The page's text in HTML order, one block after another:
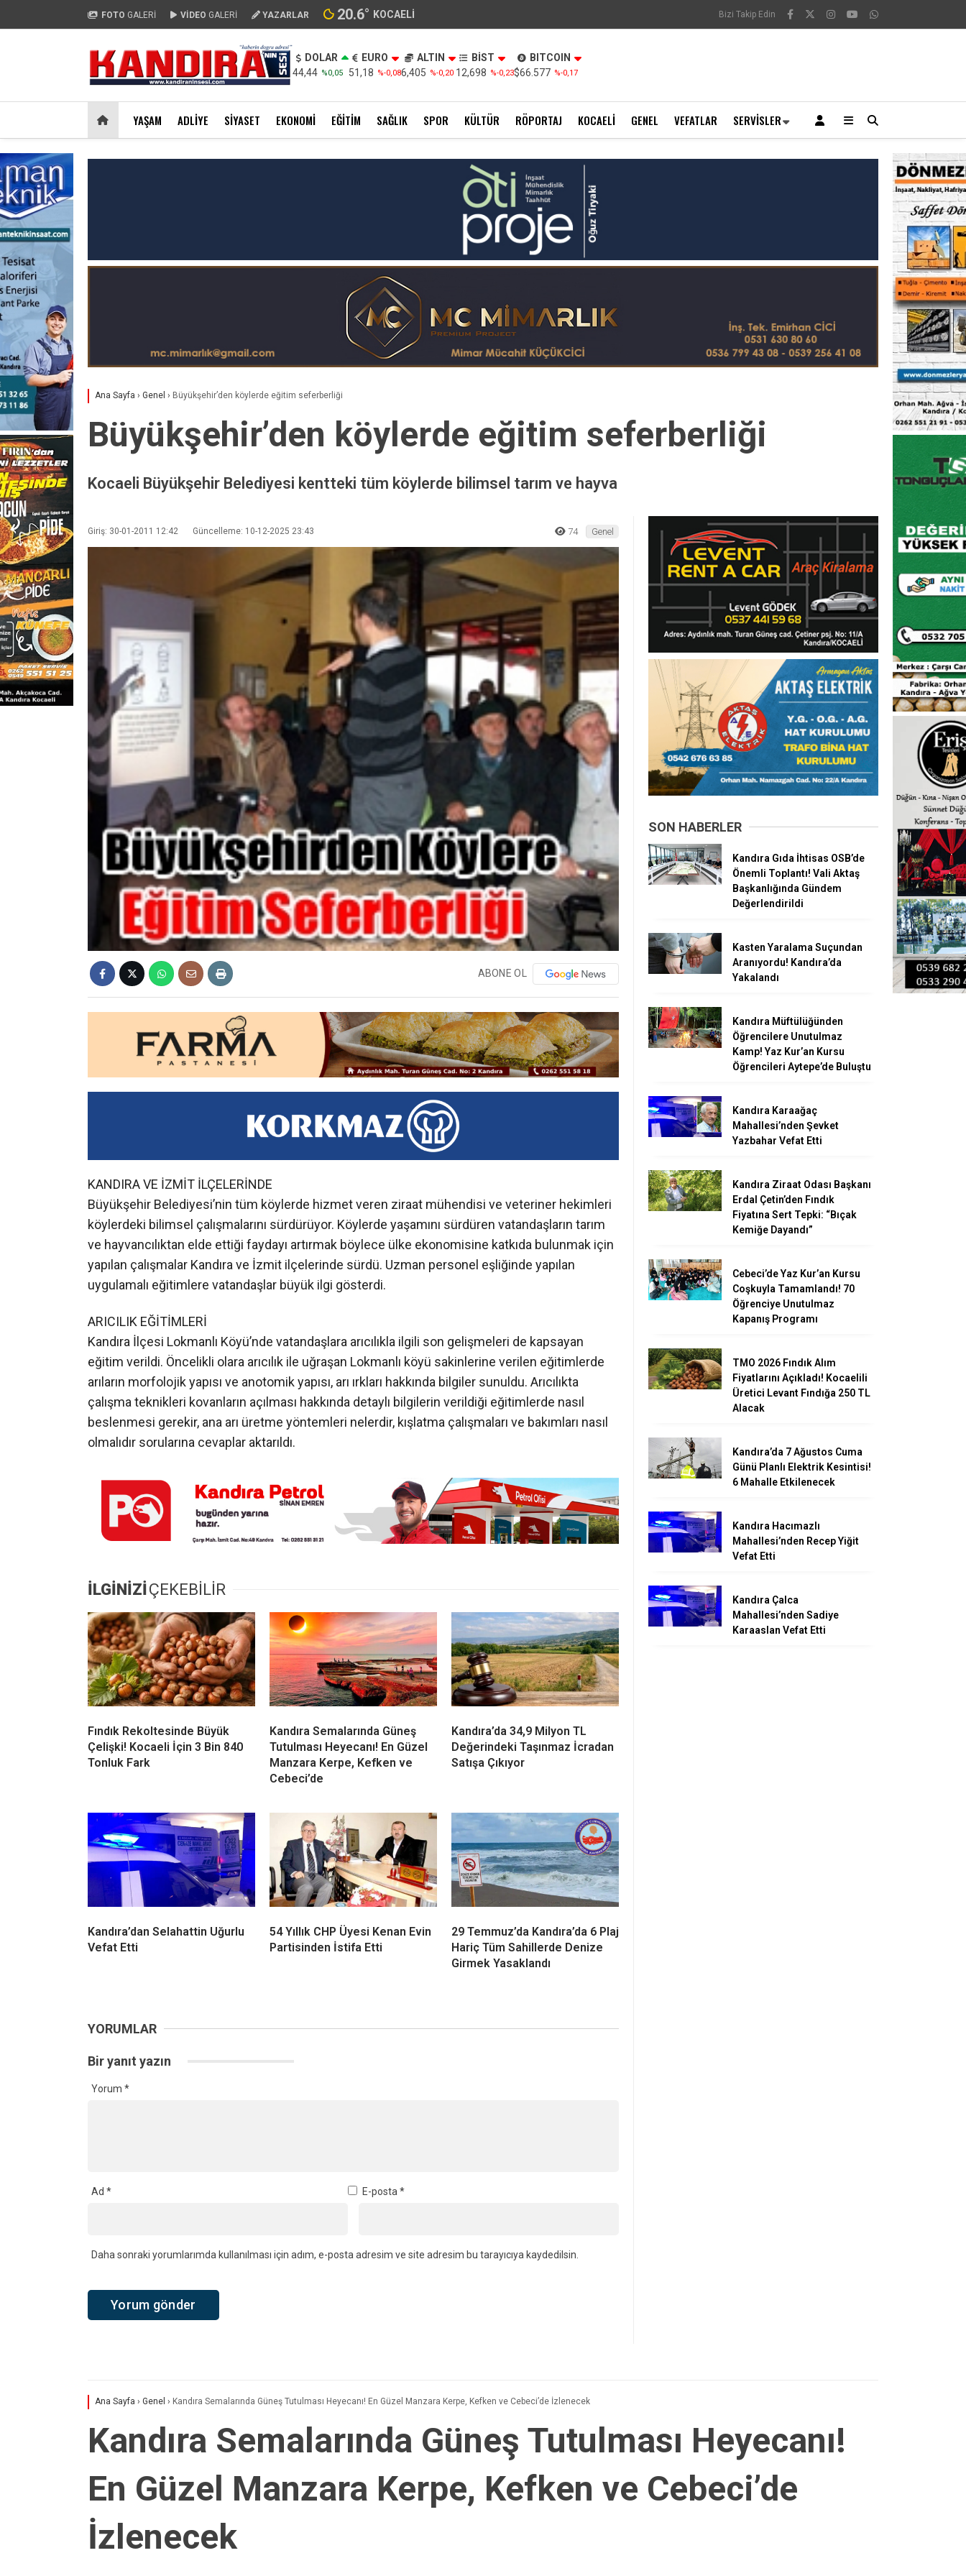
FOTO GALERİ VİDEO GALERİ YAZARLAR 20.6° KOCAELI Bizi Takip Edin
DOLAR
44,44 %0,05
EURO
51,18 %-0,08
ALTIN
6,405 %-0,20
BİST
12,698 %-0,23
BITCOIN
$66.577 %-0,17
YAŞAM ADLIYE SIYASET EKONOMI EĞITIM SAĞLIK SPOR KÜLTÜR RÖPORTAJ KOCAELI GENEL VEFATLAR SERVISLER
Ana Sayfa › Genel › Büyükşehir’den köylerde eğitim seferberliği
Büyükşehir’den köylerde eğitim seferberliği
Kocaeli Büyükşehir Belediyesi kentteki tüm köylerde bilimsel tarım ve hayva
Giriş: 30-01-2011 12:42 Güncelleme: 10-12-2025 23:43 74 Genel
ABONE OL
KANDIRA VE İZMİT İLÇELERİNDE
Büyükşehir Belediyesi’nin tüm köylerde hizmet veren ziraat mühendisi ve veteriner hekimleri
köylerdeki bilimsel çalışmalarını sürdürüyor. Köylerde yaşamını sürdüren vatandaşların tarım
ve hayvancılıktan elde ettiği faydayı artırmak böylece ülke ekonomisine katkıda bulunmak için
yapılan çalışmalar Kandıra ve İzmit ilçelerinde sürdü. Uzman personel eşliğinde yapılan
uygulamalı eğitimlere vatandaşlar büyük ilgi gösterdi.
ARICILIK EĞİTİMLERİ
Kandıra İlçesi Lokmanlı Köyü’nde vatandaşlara arıcılıkla ilgili son gelişmeleri de kapsayan
eğitim verildi. Öncelikli olara arıcılık ile uğraşan Lokmanlı köyü sakinlerine verilen eğitimlerde
arıların morfolojik yapısı ve anotomik yapısı, arı ırkları hakkında bilgiler sunuldu. Arıcılıkta
çalışma teknikleri kovanların açılması hakkında detaylı bilgilerin verildiği eğitimlerde nasıl
beslenmesi gerekir, ana arı üretme yöntemleri nelerdir, kışlatma çalışmaları ve bakımları nasıl
olmalıdır sorularına cevaplar aktarıldı.
İLGİNİZİ ÇEKEBİLİR
Fındık Rekoltesinde Büyük
Çelişki! Kocaeli İçin 3 Bin 840
Tonluk Fark
Kandıra Semalarında Güneş
Tutulması Heyecanı! En Güzel
Manzara Kerpe, Kefken ve
Cebeci’de
Kandıra’da 34,9 Milyon TL
Değerindeki Taşınmaz İcradan
Satışa Çıkıyor
Kandıra’dan Selahattin Uğurlu
Vefat Etti
54 Yıllık CHP Üyesi Kenan Evin
Partisinden İstifa Etti
29 Temmuz’da Kandıra’da 6 Plaj
Hariç Tüm Sahillerde Denize
Girmek Yasaklandı
YORUMLAR
Bir yanıt yazın
Yorum *
Ad * E-posta *
Daha sonraki yorumlarımda kullanılması için adım, e-posta adresim ve site adresim bu tarayıcıya kaydedilsin.
SON HABERLER
Kandıra Gıda İhtisas OSB’de
Önemli Toplantı! Vali Aktaş
Başkanlığında Gündem
Değerlendirildi
Kasten Yaralama Suçundan
Aranıyordu! Kandıra’da
Yakalandı
Kandıra Müftülüğünden
Öğrencilere Unutulmaz
Kamp! Yaz Kur’an Kursu
Öğrencileri Aytepe’de Buluştu
Kandıra Karaağaç
Mahallesi’nden Şevket
Yazbahar Vefat Etti
Kandıra Ziraat Odası Başkanı
Erdal Çetin’den Fındık
Fiyatına Sert Tepki: “Bıçak
Kemiğe Dayandı”
Cebeci’de Yaz Kur’an Kursu
Coşkuyla Tamamlandı! 70
Öğrenciye Unutulmaz
Kapanış Programı
TMO 2026 Fındık Alım
Fiyatlarını Açıkladı! Kocaelili
Üretici Levant Fındığa 250 TL
Alacak
Kandıra’da 7 Ağustos Cuma
Günü Planlı Elektrik Kesintisi!
6 Mahalle Etkilenecek
Kandıra Hacımazlı
Mahallesi’nden Recep Yiğit
Vefat Etti
Kandıra Çalca
Mahallesi’nden Sadiye
Karaaslan Vefat Etti
Ana Sayfa › Genel › Kandıra Semalarında Güneş Tutulması Heyecanı! En Güzel Manzara Kerpe, Kefken ve Cebeci’de İzlenecek
Kandıra Semalarında Güneş Tutulması Heyecanı!
En Güzel Manzara Kerpe, Kefken ve Cebeci’de
İzlenecek